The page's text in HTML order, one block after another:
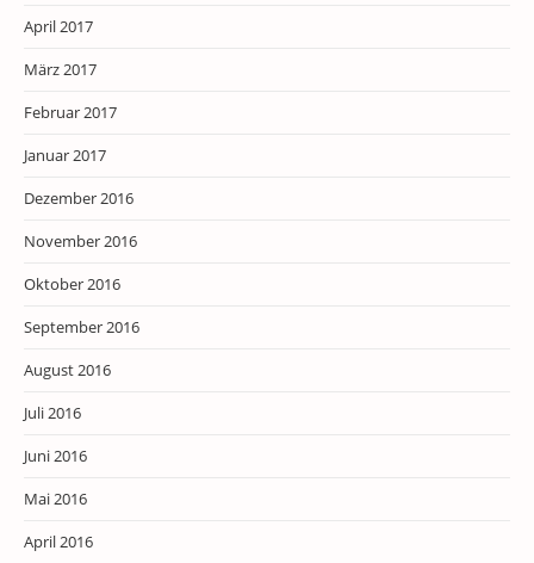
April 2017
März 2017
Februar 2017
Januar 2017
Dezember 2016
November 2016
Oktober 2016
September 2016
August 2016
Juli 2016
Juni 2016
Mai 2016
April 2016